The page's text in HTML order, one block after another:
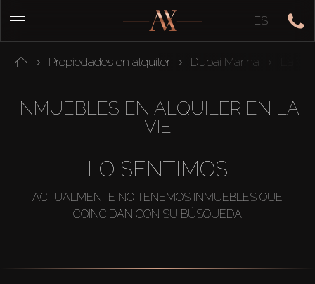
ES
Propiedades en alquiler Dubai Marina
INMUEBLES EN ALQUILER EN LA
VIE
LO SENTIMOS
ACTUALMENTE NO TENEMOS INMUEBLES QUE
COINCIDAN CON SU BÚSQUEDA